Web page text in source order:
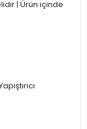
| Ürün içinde